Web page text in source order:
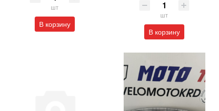
шт
В корзину
шт
В корзину